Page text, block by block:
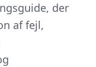
der
af fejl,